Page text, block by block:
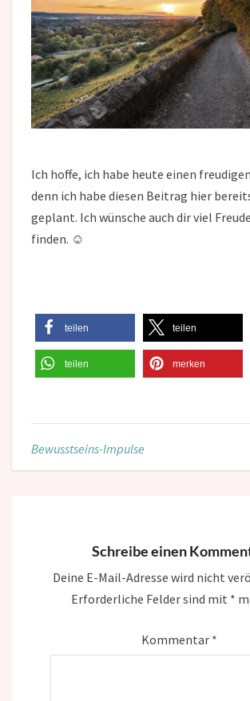
Ich hoffe, ich habe heute einen
denn ich habe diesen Beitrag hier
geplant. Ich wünsche auch dir viel
finden. ☺
teilen teilen
teilen merken
Bewusstseins-Impulse
Schreibe einen
Deine E-Mail-Adresse wird nicht
Erforderliche Felder sind mit *
Kommentar *